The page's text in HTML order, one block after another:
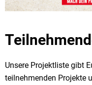
Unsere Projektliste gibt
teilnehmenden Projekte